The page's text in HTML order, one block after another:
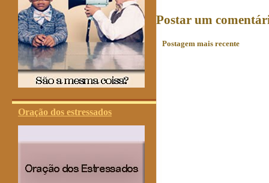
Oração dos estressados
Postar um
Postagem mais recente